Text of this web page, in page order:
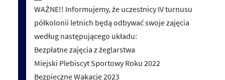
WAŻNE!! Informujemy, że uczestnicy IV turnusu
półkolonii letnich będą odbywać swoje zajęcia
według następującego układu:
Bezpłatne zajęcia z żeglarstwa
Miejski Plebiscyt Sportowy Roku 2022
Bezpieczne Wakacje 2023